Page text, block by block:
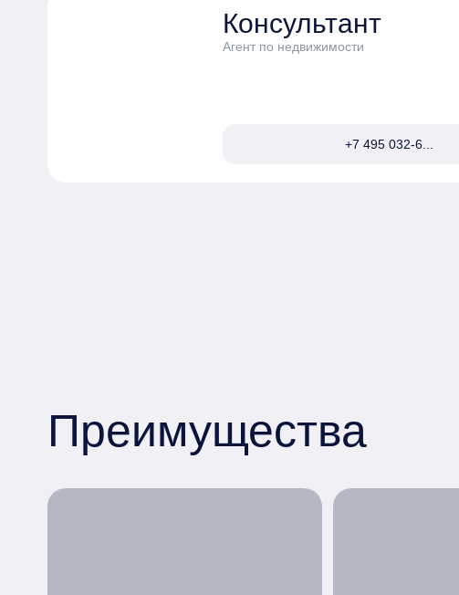
Консультант
Агент по недвижимости
+7 495 032-6...
Преимущества